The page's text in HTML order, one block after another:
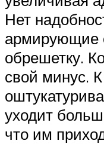
Нет
армирующие
обрешетку.
свой минус.
уходит
что им